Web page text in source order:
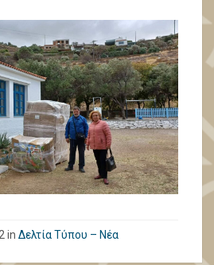
in Δελτία Τύπου – Νέα